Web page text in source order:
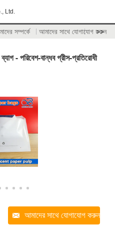
Ltd.
সম্পর্কে আমাদের সাথে যোগাযোগ করুন
>>
ব্যাগ - পরিবেশ-বান্ধব গ্রীস-প্রতিরোধী
আমাদের সাথে যোগাযোগ করুন